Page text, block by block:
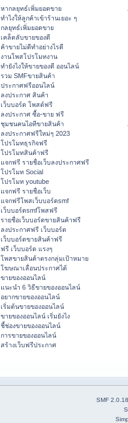
หากลยุทธ์เพิ่มยอดขาย
ทําไงให้ลูกค้าเข้าร้านเยอะ ๆ
กลยุทธ์เพิ่มยอดขาย
เคล็ดลับขายของดี
ค้าขายไม่ดีทำอย่างไรดี
งานโพสโปรโมทงาน
ทํายังไงให้ขายของดี ออนไลน์
รวม SMFขายสินค้า
ประกาศฟรีออนไลน์
ลงประกาศ สินค้า
เว็บบอร์ด โพสต์ฟรี
ลงประกาศ ซื้อ-ขาย ฟรี
ชุมชนคนไอทีขายสินค้า
ลงประกาศฟรีใหม่ๆ 2023
โปรโมทธุรกิจฟรี
โปรโมทสินค้าฟรี
แจกฟรี รายชื่อเว็บลงประกาศฟรี
โปรโมท Social
โปรโมท youtube
แจกฟรี รายชื่อเว็บ
แจกฟรีโพสเว็บบอร์ดsmf
เว็บบอร์ดsmfโพสฟรี
รายชื่อเว็บบอร์ดขายสินค้าฟรี
ลงประกาศฟรี เว็บบอร์ด
เว็บบอร์ดขายสินค้าฟรี
ฟรี เว็บบอร์ด แรงๆ
โพสขายสินค้าตรงกลุ่มเป้าหมาย
โฆษณาเลื่อนประกาศได้
ขายของออนไลน์
แนะนำ 6 วิธีขายของออนไลน์
อยากขายของออนไลน์
เริ่มต้นขายของออนไลน์
ขายของออนไลน์ เริ่มยังไง
ชี้ช่องขายของออนไลน์
การขายของออนไลน์
สร้างเว็บฟรีประกาศ
SMF 2.0.18